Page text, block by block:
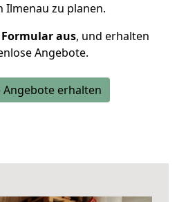
Ilmenau zu planen.
aus, und erhalten
Angebote.
Angebote erhalten